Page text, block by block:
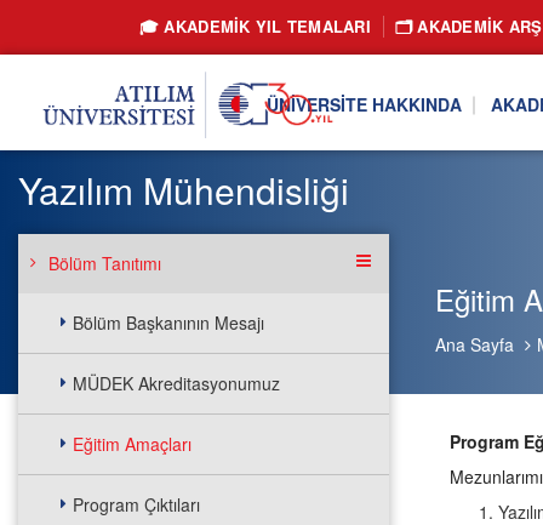
🎓 AKADEMİK YIL TEMALARI 🗂️ AKADEMIK
ÜNIVERSITE HAKKINDA
Eğitim
Ana Sayfa
Yazılım Mühendisliği
Bölüm Tanıtımı
Bölüm Başkanının Mesajı
MÜDEK Akreditasyonumuz
Eğitim Amaçları
Program Çıktıları
Program